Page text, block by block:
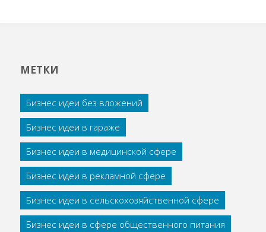
МЕТКИ
Бизнес идеи без вложений
Бизнес идеи в гараже
Бизнес идеи в медицинской сфере
Бизнес идеи в рекламной сфере
Бизнес идеи в сельскохозяйственной сфере
Бизнес идеи в сфере общественного питания